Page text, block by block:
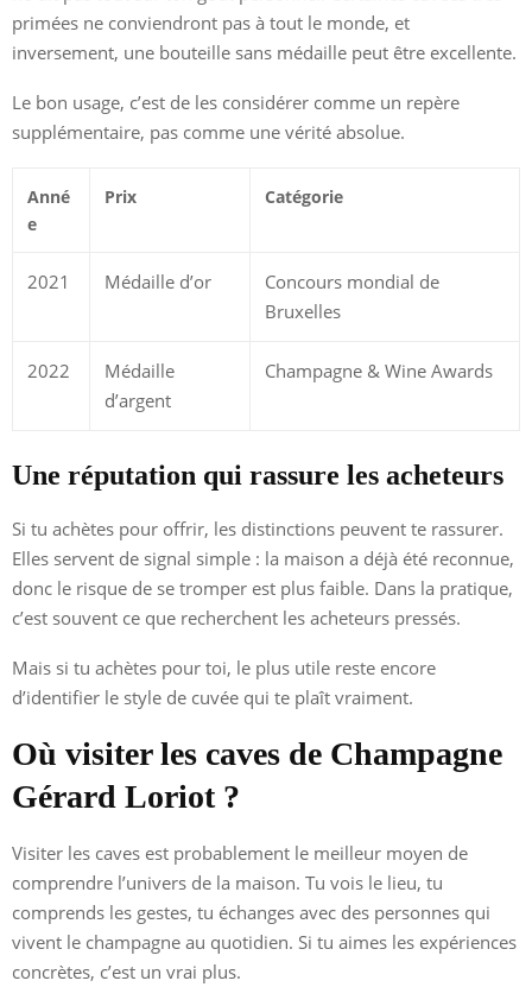
primées ne conviendront pas à tout le monde, et
inversement, une bouteille sans médaille peut être excellente.
Le bon usage, c’est de les considérer comme un repère
supplémentaire, pas comme une vérité absolue.
Anné
e
Prix Catégorie
2021 Médaille d’or
Concours mondial de
Bruxelles
2022
Médaille
d’argent
Champagne & Wine Awards
Une réputation qui rassure les acheteurs
Si tu achètes pour offrir, les distinctions peuvent te rassurer.
Elles servent de signal simple : la maison a déjà été reconnue,
donc le risque de se tromper est plus faible. Dans la pratique,
c’est souvent ce que recherchent les acheteurs pressés.
Mais si tu achètes pour toi, le plus utile reste encore
d’identifier le style de cuvée qui te plaît vraiment.
Où visiter les caves de Champagne
Gérard Loriot ?
Visiter les caves est probablement le meilleur moyen de
comprendre l’univers de la maison. Tu vois le lieu, tu
comprends les gestes, tu échanges avec des personnes qui
vivent le champagne au quotidien. Si tu aimes les expériences
concrètes, c’est un vrai plus.